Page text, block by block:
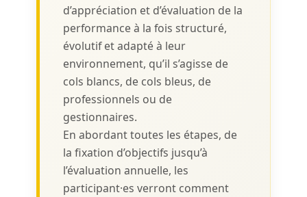
d’appréciation et d’évaluation de la
performance à la fois structuré,
évolutif et adapté à leur
environnement, qu’il s’agisse de
cols blancs, de cols bleus, de
professionnels ou de
gestionnaires.
En abordant toutes les étapes, de
la fixation d’objectifs jusqu’à
l’évaluation annuelle, les
participant·es verront comment